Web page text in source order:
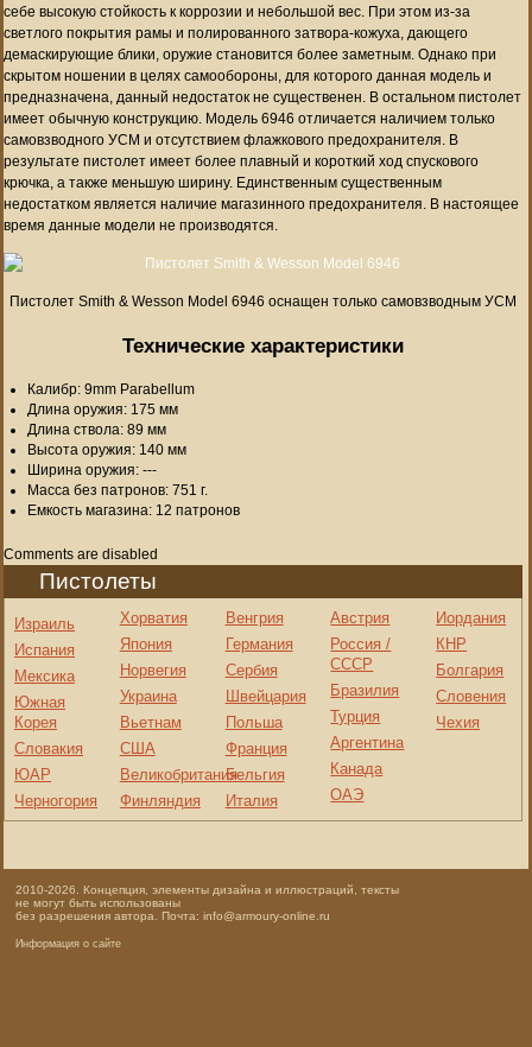
себе высокую стойкость к коррозии и небольшой вес. При этом из-за
светлого покрытия рамы и полированного затвора-кожуха, дающего
демаскирующие блики, оружие становится более заметным. Однако при
скрытом ношении в целях самообороны, для которого данная модель и
предназначена, данный недостаток не существенен. В остальном пистолет
имеет обычную конструкцию. Модель 6946 отличается наличием только
самовзводного УСМ и отсутствием флажкового предохранителя. В
результате пистолет имеет более плавный и короткий ход спускового
крючка, а также меньшую ширину. Единственным существенным
недостатком является наличие магазинного предохранителя. В настоящее
время данные модели не производятся.
Пистолет Smith & Wesson Model 6946 оснащен только самовзводным УСМ
Технические характеристики
Калибр: 9mm Parabellum
Длина оружия: 175 мм
Длина ствола: 89 мм
Высота оружия: 140 мм
Ширина оружия: ---
Масса без патронов: 751 г.
Емкость магазина: 12 патронов
Comments are disabled
Пистолеты
Израиль
Испания
Мексика
Южная
Корея
Словакия
ЮАР
Черногория
Хорватия
Япония
Норвегия
Украина
Вьетнам
США
Великобритания
Финляндия
Венгрия
Германия
Сербия
Швейцария
Польша
Франция
Бельгия
Италия
Австрия
Россия /
СССР
Бразилия
Турция
Аргентина
Канада
ОАЭ
Иордания
КНР
Болгария
Словения
Чехия
2010-2026. Концепция, элементы дизайна и иллюстраций, тексты
не могут быть использованы
без разрешения автора. Почта: info@armoury-online.ru
Информация о сайте